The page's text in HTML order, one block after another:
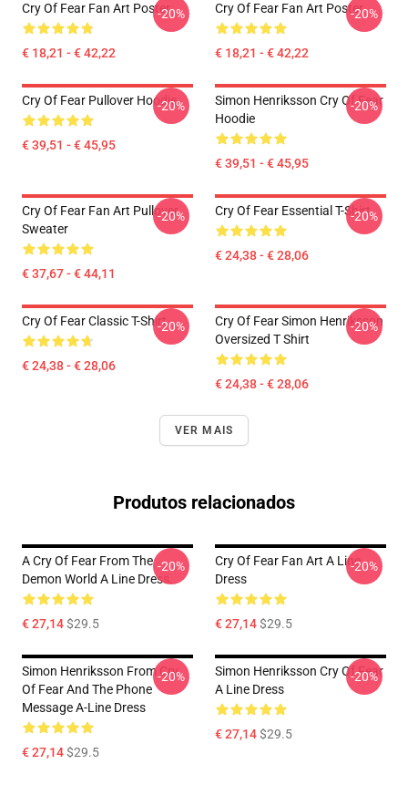
Cry Of Fear Fan Art Poster
€ 18,21 - € 42,22
-20% Cry Of Fear Fan Art Poster
€ 18,21 - € 42,22
-20%
Cry Of Fear Pullover Hoodie
€ 39,51 - € 45,95
-20%
Simon Henriksson Cry Of Fear
Hoodie
€ 39,51 - € 45,95
-20%
Cry Of Fear Fan Art Pullover
Sweater
€ 37,67 - € 44,11
-20% Cry Of Fear Essential T-Shirt
€ 24,38 - € 28,06
-20%
Cry Of Fear Classic T-Shirt
€ 24,38 - € 28,06
-20%
Cry Of Fear Simon Henriksson
Oversized T Shirt
€ 24,38 - € 28,06
-20%
VER MAIS
Produtos relacionados
A Cry Of Fear From The
Demon World A Line Dress.
€ 27,14$29.5
-20%
Cry Of Fear Fan Art A Line
Dress
€ 27,14$29.5
-20%
Simon Henriksson From Cry
Of Fear And The Phone
Message A-Line Dress
€ 27,14$29.5
-20%
Simon Henriksson Cry Of Fear
A Line Dress
€ 27,14$29.5
-20%